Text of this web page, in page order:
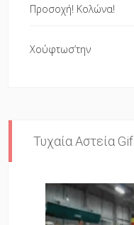
Προσοχή! Κολώνα!
Χούφτωσ’την
Τυχαία Αστεία Gif